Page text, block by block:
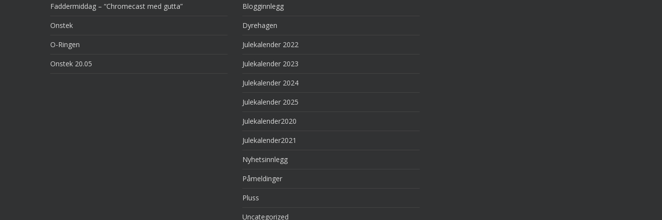
Faddermiddag – “Chromecast med gutta”
Onstek
O-Ringen
Onstek 20.05
Blogginnlegg
Dyrehagen
Julekalender 2022
Julekalender 2023
Julekalender 2024
Julekalender 2025
Julekalender2020
Julekalender2021
Nyhetsinnlegg
Påmeldinger
Pluss
Uncategorized